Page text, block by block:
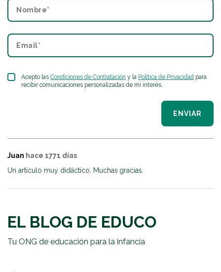
Acepto las Condiciones de Contratación y la Política de Privacidad para
recibir comunicaciones personalizadas de mi interés.
ENVIAR
Juan hace 1771 días
Un artículo muy didáctico. Muchas gracias.
EL BLOG DE EDUCO
Tu ONG de educación para la infancia